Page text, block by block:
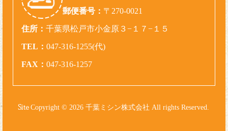
郵便番号： 〒270-0021
住所： 千葉県松戸市小金原３−１７−１５
TEL： 047-316-1255(代)
FAX： 047-316-1257
Copyright © 2026 千葉ミシン株式会社 All rights Reserved.